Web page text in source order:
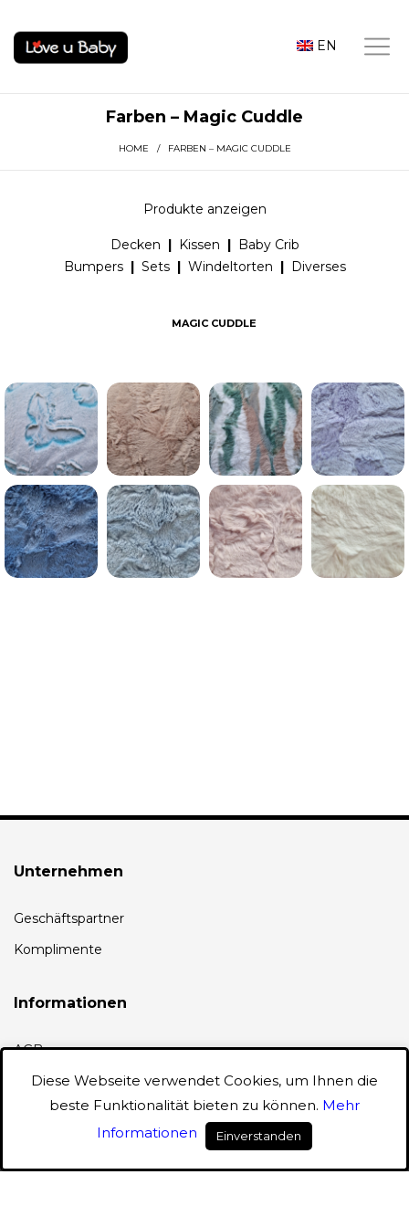
EN
Farben – Magic Cuddle
HOME / FARBEN – MAGIC CUDDLE
Produkte anzeigen
Decken | Kissen | Baby Crib
Bumpers | Sets | Windeltorten | Diverses
MAGIC CUDDLE
MC – BUTTERFLY MC – TEDDY MC – HIMALAYA MC-BALLERINA
MC – BLUE LOVE MC – RAINDROP
MC –
ROSEWATER
MC – OFF WHITE
Unternehmen
Geschäftspartner
Komplimente
Informationen
AGB
Datenschutz
Diese Webseite verwendet Cookies, um Ihnen die
beste Funktionalität bieten zu können. Mehr
Informationen
Einverstanden